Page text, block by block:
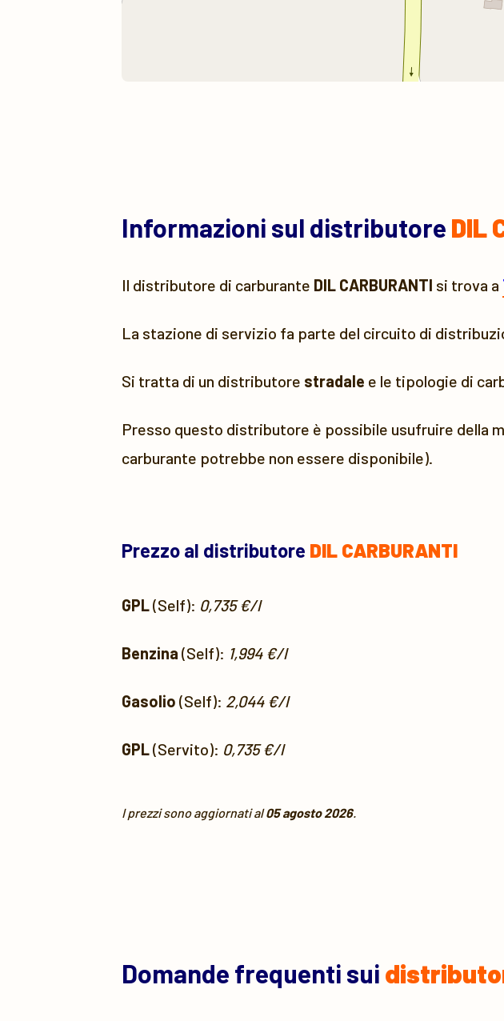
Informazioni sul distributore DIL
Il distributore di carburante DIL CARBURANTI si trova a
La stazione di servizio fa parte del circuito di
Si tratta di un distributore stradale e le tipologie di
Presso questo distributore è possibile usufruire della
carburante potrebbe non essere disponibile).
Prezzo al distributore DIL CARBURANTI
GPL(Self): 0,735 €/l
Benzina (Self): 1,994 €/l
Gasolio (Self): 2,044 €/l
GPL(Servito): 0,735 €/l
I prezzi sono aggiornati al05 agosto 2026.
Domande frequenti sui